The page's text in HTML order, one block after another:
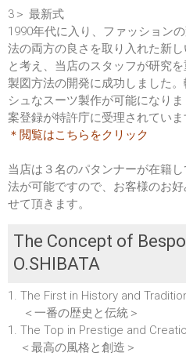
3＞ 最新式
1990年代に入り、ファッション
法の両方の良さを取り入れた新
と考え、当店のスタッフが研究
製図方法の開発に成功しました
シュなスーツ製作が可能になり
案登録が特許庁に受理されていま
＊閲覧はこちらをクリック
当店は３名のパタンナーが在籍
法が可能ですので、お客様のお
せて頂きます。
The Concept of
O.SHIBATA
1. The First in History and
＜一番の歴史と伝統＞
1. The Top in Prestige and
＜最高の風格と創造＞